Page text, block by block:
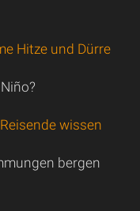
Hitze und Dürre
wissen
bergen